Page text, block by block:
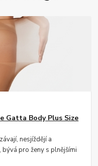
Gatta Body Plus Size
nesjíždějí a
pro ženy s plnějšími